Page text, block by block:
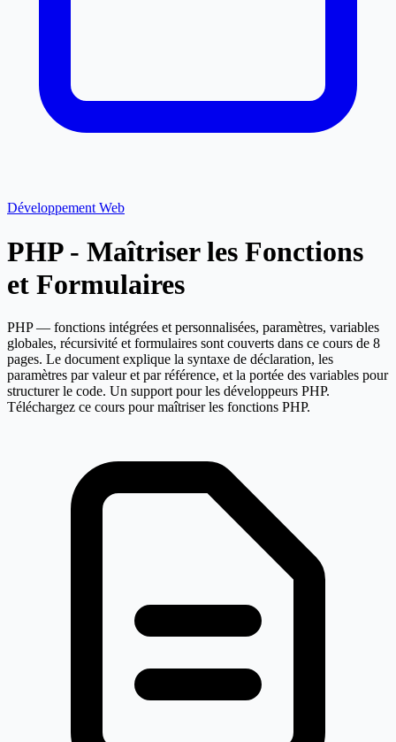
Développement Web
PHP - Maîtriser les Fonctions
et Formulaires
PHP — fonctions intégrées et personnalisées, paramètres, variables
globales, récursivité et formulaires sont couverts dans ce cours de 8
pages. Le document explique la syntaxe de déclaration, les
paramètres par valeur et par référence, et la portée des variables pour
structurer le code. Un support pour les développeurs PHP.
Téléchargez ce cours pour maîtriser les fonctions PHP.